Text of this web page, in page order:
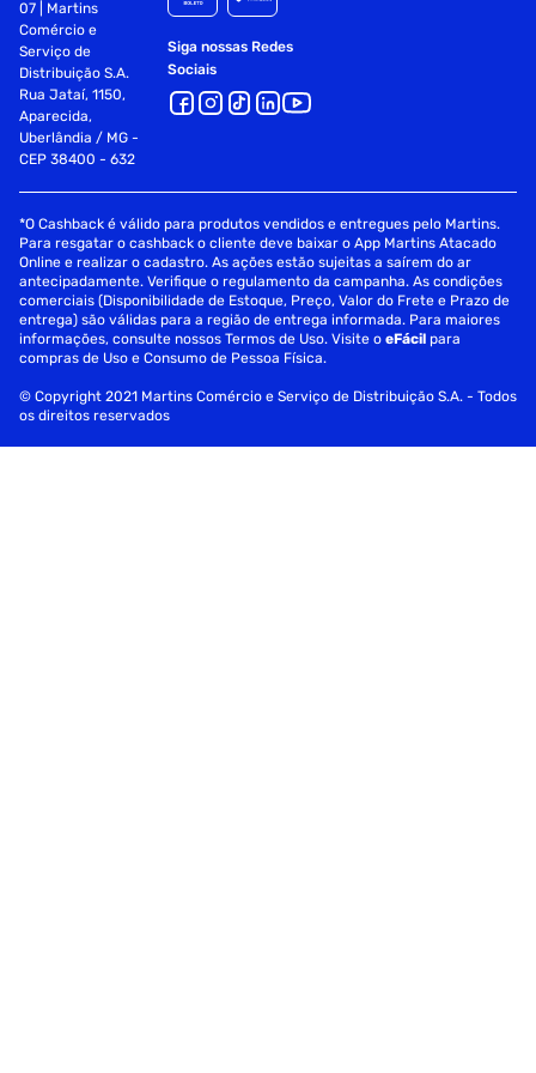
07 | Martins
Comércio e
Serviço de
Distribuição S.A.
Rua Jataí, 1150,
Aparecida,
Uberlândia / MG -
CEP 38400 - 632
Siga nossas Redes
Sociais
*O Cashback é válido para produtos vendidos e entregues pelo Martins.
Para resgatar o cashback o cliente deve baixar o App Martins Atacado
Online e realizar o cadastro. As ações estão sujeitas a saírem do ar
antecipadamente. Verifique o regulamento da campanha. As condições
comerciais (Disponibilidade de Estoque, Preço, Valor do Frete e Prazo de
entrega) são válidas para a região de entrega informada. Para maiores
informações, consulte nossos Termos de Uso. Visite oeFácil para
compras de Uso e Consumo de Pessoa Física.
© Copyright 2021 Martins Comércio e Serviço de Distribuição S.A. - Todos
os direitos reservados